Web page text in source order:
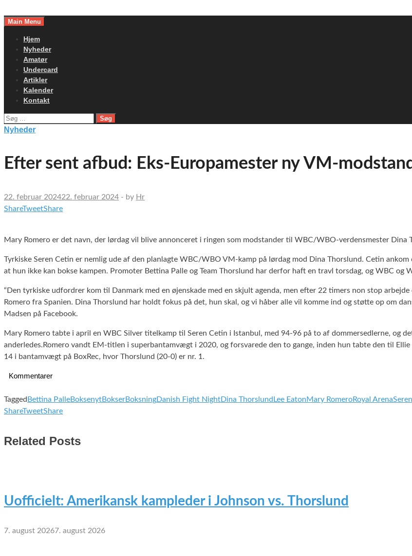
toMain Menu
Hjem
Nyheder
Amatør
Undercard
Artikler
Kalender
Kontakt
Søg
efter:
Nyheder
Efter sent afbud: Eks-Europamester ny VM-
22. februar 202422. februar 2024 - by Hr
ShareTweetShare
Mary Romero er det navn, der lørdag vil blive annonceret i ringen som modstander til WBC/WBO-verdensmester Dina
Tyrkiske Seren Cetin er nemlig ude af den planlagte WBC/WBO VM-kamp på lørdag mod Dina Thorslund. Cetin
at hun ikke kan bokse kampen. Promoter Bettina Palle og Team Thorslund har derfor haft en travl torsdag, og WBC og
“Den tyrkiske udfordrer kom til Danmark med en øjenskade med en skjult agenda, men efter 22 timers non stop
Romero fra Spanien. Dina Thorslund har holdt fokus på det, hun skal, og vi håber alle vil komme ind og støtte op om
Madsen på Facebook.
Mary Romero tabte i april en WBC Silver titelkamp til Seren Cetin i Istanbul, med 94-96 på to af dommersedlerne, og
anderledes.Romero vandt EM-titlen i superbantamvægt i 2020, og forsvarede den to gange, inden hun tabte den til
14 i bantamvægt på BoxRec, hvor Thorslund (20-0) er nr. 1.
Kommentarer
Tagged Bettina PalleBoksenytBokserBoksningDanish Fight NightDina Thorslund Lee EatonMary RomeroRoyal Arena
ShareTweetShare
Related Posts
Uofficielt: Amerikansk kampleder i Johnson vs. Thorslund
7. august 20267. august 2026